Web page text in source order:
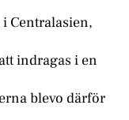
Centralasien,
indragas i en
blevo därför